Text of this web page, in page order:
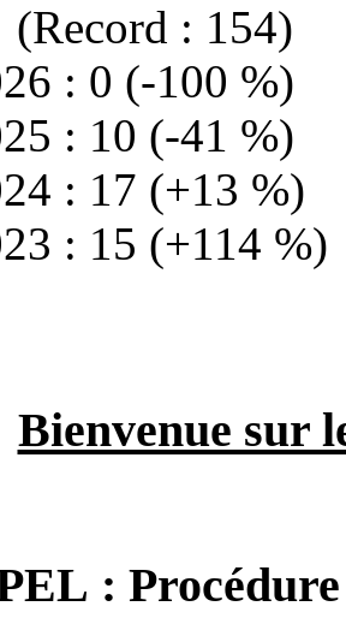
(Record : 154)
: 0 (-100 %)
: 10 (-41 %)
: 17 (+13 %)
: 15 (+114 %)
Bienvenue sur
: